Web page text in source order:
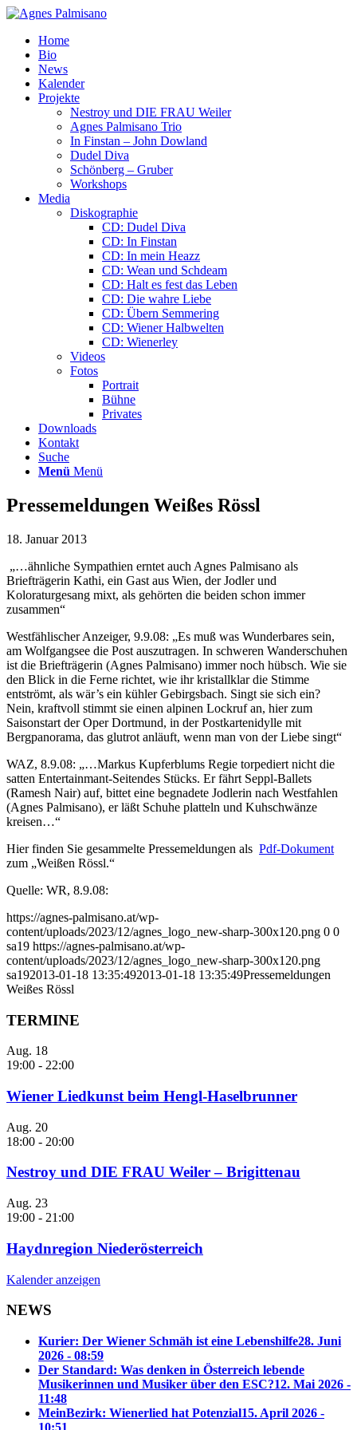
Home
Bio
News
Kalender
Projekte
Nestroy und DIE FRAU Weiler
Agnes Palmisano Trio
In Finstan – John Dowland
Dudel Diva
Schönberg – Gruber
Workshops
Media
Diskographie
CD: Dudel Diva
CD: In Finstan
CD: In mein Heazz
CD: Wean und Schdeam
CD: Halt es fest das Leben
CD: Die wahre Liebe
CD: Übern Semmering
CD: Wiener Halbwelten
CD: Wienerley
Videos
Fotos
Portrait
Bühne
Privates
Downloads
Kontakt
Suche
Menü Menü
Pressemeldungen Weißes Rössl
18. Januar 2013
„…ähnliche Sympathien erntet auch Agnes Palmisano als
Briefträgerin Kathi, ein Gast aus Wien, der Jodler und
Koloraturgesang mixt, als gehörten die beiden schon immer
zusammen“
Westfählischer Anzeiger, 9.9.08: „Es muß was Wunderbares sein,
am Wolfgangsee die Post auszutragen. In schweren Wanderschuhen
ist die Briefträgerin (Agnes Palmisano) immer noch hübsch. Wie sie
den Blick in die Ferne richtet, wie ihr kristallklar die Stimme
entströmt, als wär’s ein kühler Gebirgsbach. Singt sie sich ein?
Nein, kraftvoll stimmt sie einen alpinen Lockruf an, hier zum
Saisonstart der Oper Dortmund, in der Postkartenidylle mit
Bergpanorama, das glutrot anläuft, wenn man von der Liebe singt“
WAZ, 8.9.08: „…Markus Kupferblums Regie torpediert nicht die
satten Entertainmant-Seitendes Stücks. Er fährt Seppl-Ballets
(Ramesh Nair) auf, bittet eine begnadete Jodlerin nach Westfahlen
(Agnes Palmisano), er läßt Schuhe platteln und Kuhschwänze
kreisen…“
Hier finden Sie gesammelte Pressemeldungen als Pdf-Dokument
zum „Weißen Rössl.“
Quelle: WR, 8.9.08:
https://agnes-palmisano.at/wp-
content/uploads/2023/12/agnes_logo_new-sharp-300x120.png 0 0
sa19 https://agnes-palmisano.at/wp-
content/uploads/2023/12/agnes_logo_new-sharp-300x120.png
sa192013-01-18 13:35:492013-01-18 13:35:49Pressemeldungen
Weißes Rössl
TERMINE
Aug. 18
19:00 - 22:00
Wiener Liedkunst beim Hengl-Haselbrunner
Aug. 20
18:00 - 20:00
Nestroy und DIE FRAU Weiler – Brigittenau
Aug. 23
19:00 - 21:00
Haydnregion Niederösterreich
Kalender anzeigen
NEWS
Kurier: Der Wiener Schmäh ist eine Lebenshilfe28. Juni
2026 - 08:59
Der Standard: Was denken in Österreich lebende
Musikerinnen und Musiker über den ESC?12. Mai 2026 -
11:48
MeinBezirk: Wienerlied hat Potenzial15. April 2026 -
10:51